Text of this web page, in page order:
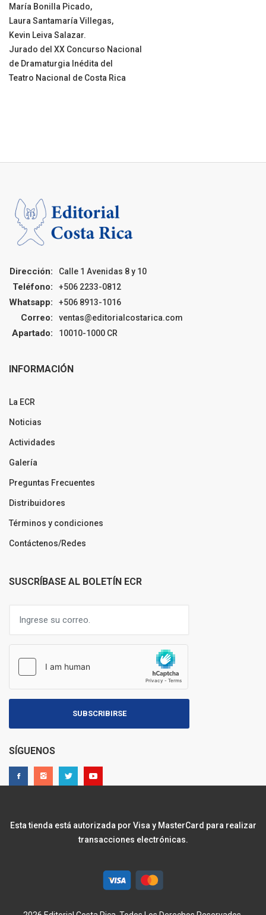
María Bonilla Picado,
Laura Santamaría Villegas,
Kevin Leiva Salazar.
Jurado del XX Concurso Nacional
de Dramaturgia Inédita del
Teatro Nacional de Costa Rica
Dirección: Calle 1 Avenidas 8 y 10
Teléfono: +506 2233-0812
Whatsapp: +506 8913-1016
Correo: ventas@editorialcostarica.com
Apartado: 10010-1000 CR
INFORMACIÓN
La ECR
Noticias
Actividades
Galería
Preguntas Frecuentes
Distribuidores
Términos y condiciones
Contáctenos/Redes
SUSCRÍBASE AL BOLETÍN ECR
SUBSCRIBIRSE
SÍGUENOS
Esta tienda está autorizada por Visa y MasterCard para realizar
transacciones electrónicas.